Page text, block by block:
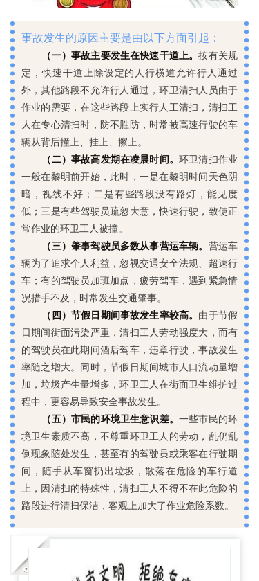
事故发生的原因主要是由以下方面引起：
（一）事故主要发生在快速干道上。按有关规
定，快速干道上除设定的人行横道允许行人通过
外，其他路段不允许行人通过，环卫清扫人员由于
作业的需要，在这些路段上实行人工清扫，清扫工
人在专心清扫时，防不胜防，时常被高速行驶的车
辆从背后撞上、挂上、擦上。
（二）事故高发期在凌晨时间。环卫清扫作业
一般在黎明前开始，此时，一是在黎明时间天色阴
暗，视线不好；二是有些路段没有路灯，能见度
低；三是有些驾驶员疏忽大意，快速行驶，致使正
常作业的环卫工人被撞。
（三）肇事驾驶员多数从事营运车辆。 营运车
辆为了追求个人利益，忽视交通安全法规、超速行
车；有的驾驶员加班加点，疲劳驾车，遇到紧急情
况措手不及，时常发生交通肇事。
（四）节假日期间事故发生率较高。 由于节假
日期间街面污染严重，清扫工人劳动强度大，而有
的驾驶员在此期间酒后驾车，违章行驶，事故发生
率随之增大。同时，节假日期间城市人口流动量增
加，垃圾产生量增多，环卫工人在街面卫生维护过
程中，更容易导致安全事故发生。
（五）市民的环境卫生意识差。一些市民的环
境卫生素质不高，不尊重环卫工人的劳动，乱仍乱
倒现象随处发生，甚至有的驾驶员或乘客在行驶期
间，随手从车窗扔出垃圾，散落在危险的车行道
上，因清扫的特殊性，清扫工人不得不在此危险的
路段进行清扫保洁，客观上加大了作业危险系数。